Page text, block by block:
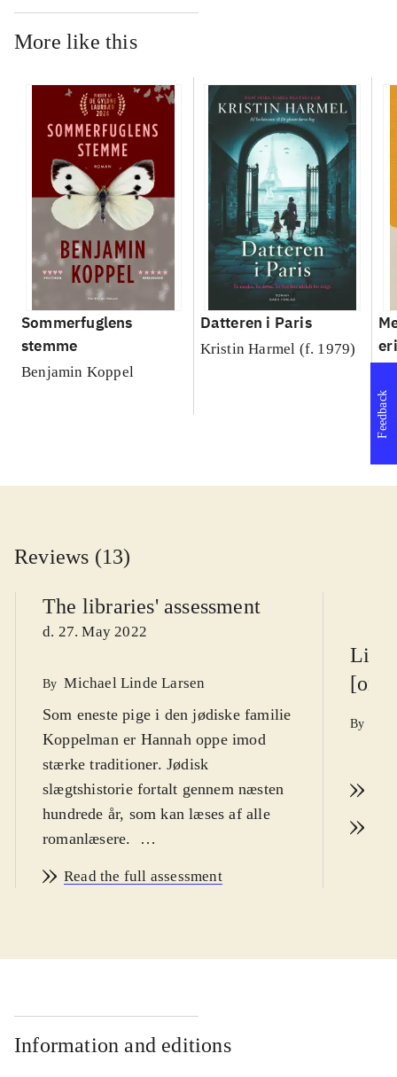
More like this
Sommerfuglens
stemme
Benjamin Koppel
Datteren i Paris
Kristin Harmel (f. 1979)
(f.
Reviews (13)
The libraries' assessment
d. 27. May 2022
By Michael Linde Larsen
Som eneste pige i den jødiske familie
Koppelman er Hannah oppe imod
stærke traditioner. Jødisk
slægtshistorie fortalt gennem næsten
hundrede år, som kan læses af alle
romanlæsere.
København. Hun er den mindste i en
der vogter over familiens ry og deres
har sat sig op imod de arrangerede
ægteskaber og har giftet sig "ikke-
Read the full assessment
By
Information and editions
Feedback